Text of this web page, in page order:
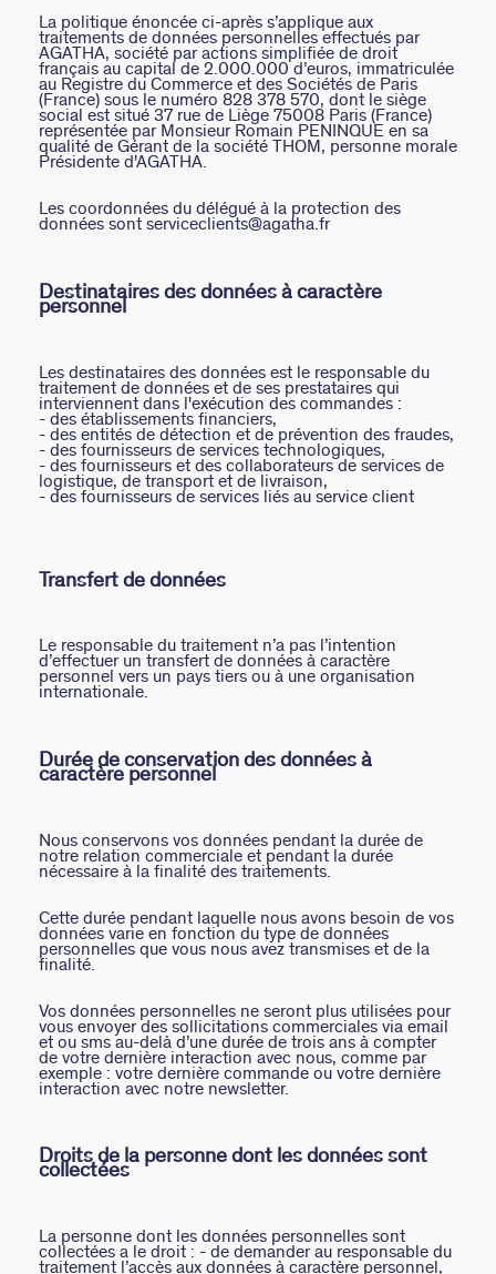
La politique énoncée ci-après s’applique aux
traitements de données personnelles effectués par
AGATHA, société par actions simplifiée de droit
français au capital de 2.000.000 d’euros, immatriculée
au Registre du Commerce et des Sociétés de Paris
(France) sous le numéro 828 378 570, dont le siège
social est situé 37 rue de Liège 75008 Paris (France)
représentée par Monsieur Romain PENINQUE en sa
qualité de Gérant de la société THOM, personne morale
Présidente d'AGATHA.
Les coordonnées du délégué à la protection des
données sont serviceclients@agatha.fr
Destinataires des données à caractère
personnel
Les destinataires des données est le responsable du
traitement de données et de ses prestataires qui
interviennent dans l'exécution des commandes :
- des établissements financiers,
- des entités de détection et de prévention des fraudes,
- des fournisseurs de services technologiques,
- des fournisseurs et des collaborateurs de services de
logistique, de transport et de livraison,
- des fournisseurs de services liés au service client
Transfert de données
Le responsable du traitement n’a pas l’intention
d’effectuer un transfert de données à caractère
personnel vers un pays tiers ou à une organisation
internationale.
Durée de conservation des données à
caractère personnel
Nous conservons vos données pendant la durée de
notre relation commerciale et pendant la durée
nécessaire à la finalité des traitements.
Cette durée pendant laquelle nous avons besoin de vos
données varie en fonction du type de données
personnelles que vous nous avez transmises et de la
finalité.
Vos données personnelles ne seront plus utilisées pour
vous envoyer des sollicitations commerciales via email
et ou sms au-delà d’une durée de trois ans à compter
de votre dernière interaction avec nous, comme par
exemple : votre dernière commande ou votre dernière
interaction avec notre newsletter.
Droits de la personne dont les données sont
collectées
La personne dont les données personnelles sont
collectées a le droit : - de demander au responsable du
traitement l’accès aux données à caractère personnel,